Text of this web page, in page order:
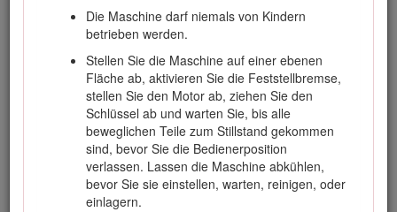
Die Maschine darf niemals von Kindern
betrieben werden.
Stellen Sie die Maschine auf einer ebenen
Fläche ab, aktivieren Sie die Feststellbremse,
stellen Sie den Motor ab, ziehen Sie den
Schlüssel ab und warten Sie, bis alle
beweglichen Teile zum Stillstand gekommen
sind, bevor Sie die Bedienerposition
verlassen. Lassen die Maschine abkühlen,
bevor Sie sie einstellen, warten, reinigen, oder
einlagern.
Bild 1
Position der Modell- und Seriennummern